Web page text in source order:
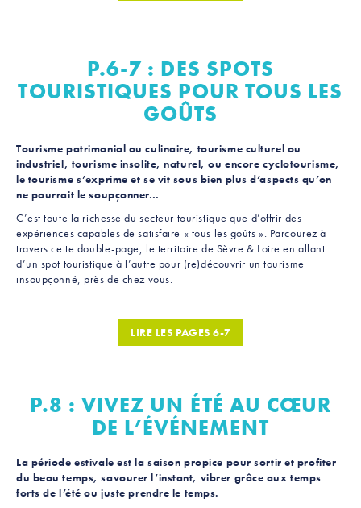
P.6-7 : DES SPOTS
TOURISTIQUES POUR TOUS LES
GOÛTS
Tourisme patrimonial ou culinaire, tourisme culturel ou
industriel, tourisme insolite, naturel, ou encore cyclotourisme,
le tourisme s’exprime et se vit sous bien plus d’aspects qu’on
ne pourrait le soupçonner…
C’est toute la richesse du secteur touristique que d’offrir des
expériences capables de satisfaire « tous les goûts ». Parcourez à
travers cette double-page, le territoire de Sèvre & Loire en allant
d’un spot touristique à l’autre pour (re)découvrir un tourisme
insoupçonné, près de chez vous.
LIRE LES PAGES 6-7
P.8 : VIVEZ UN ÉTÉ AU CŒUR
DE L’ÉVÉNEMENT
La période estivale est la saison propice pour sortir et profiter
du beau temps, savourer l’instant, vibrer grâce aux temps
forts de l’été ou juste prendre le temps.